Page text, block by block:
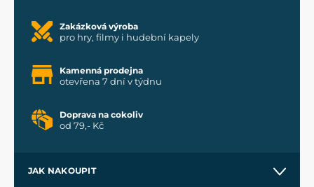
Zakázková výroba
pro hry, filmy i hudební kapely
Kamenná prodejna
otevřena 7 dní v týdnu
Doprava na cokoliv
od 79,- Kč
JAK NAKOUPIT